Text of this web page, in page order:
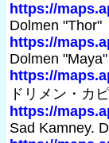
https://
Dolmen "Thor"
https://
Dolmen "Maya"
https://
ドリメン・カ
https://
Sad Kamney.